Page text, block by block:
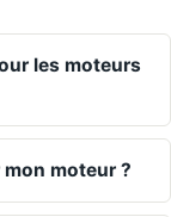
les moteurs
moteur ?